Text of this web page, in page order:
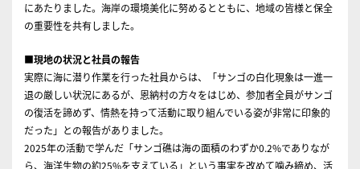
にあたりました。海岸の環境美化に努めるとともに、地域の皆様と保全
の重要性を共有しました。
■現地の状況と社員の報告
実際に海に潜り作業を行った社員からは、「サンゴの白化現象は一進一
退の厳しい状況にあるが、恩納村の方々をはじめ、参加者全員がサンゴ
の復活を諦めず、情熱を持って活動に取り組んでいる姿が非常に印象的
だった」との報告がありました。
2025年の活動で学んだ「サンゴ礁は海の面積のわずか0.2%でありなが
ら、海洋生物の約25%を支えている」という事実を改めて噛み締め、活